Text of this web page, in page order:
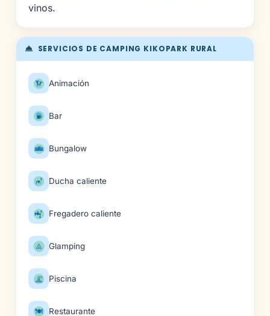
SERVICIOS DE CAMPING KIKOPARK RURAL
Animación
Bar
Bungalow
Ducha caliente
Fregadero caliente
Glamping
Piscina
Restaurante
vinos.